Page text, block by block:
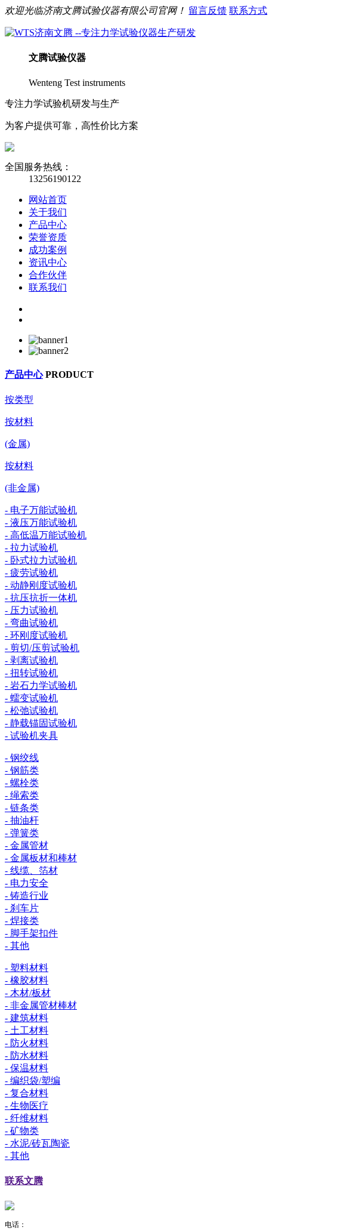
欢迎光临济南文腾试验仪器有限公司官网！ 留言反馈 联系方式
文腾试验仪器
Wenteng Test instruments
专注力学试验机研发与生产
为客户提供可靠，高性价比方案
全国服务热线：
13256190122
网站首页
关于我们
产品中心
荣誉资质
成功案例
资讯中心
合作伙伴
联系我们
产品中心 PRODUCT
按类型
按材料
(金属)
按材料
(非金属)
- 电子万能试验机
- 液压万能试验机
- 高低温万能试验机
- 拉力试验机
- 卧式拉力试验机
- 疲劳试验机
- 动静刚度试验机
- 抗压抗折一体机
- 压力试验机
- 弯曲试验机
- 环刚度试验机
- 剪切/压剪试验机
- 剥离试验机
- 扭转试验机
- 岩石力学试验机
- 蠕变试验机
- 松弛试验机
- 静载锚固试验机
- 试验机夹具
- 钢绞线
- 钢筋类
- 螺栓类
- 绳索类
- 链条类
- 抽油杆
- 弹簧类
- 金属管材
- 金属板材和棒材
- 线缆、箔材
- 电力安全
- 铸造行业
- 刹车片
- 焊接类
- 脚手架扣件
- 其他
- 塑料材料
- 橡胶材料
- 木材/板材
- 非金属管材棒材
- 建筑材料
- 土工材料
- 防火材料
- 防水材料
- 保温材料
- 编织袋/塑编
- 复合材料
- 生物医疗
- 纤维材料
- 矿物类
- 水泥/砖瓦陶瓷
- 其他
联系文腾
电话：